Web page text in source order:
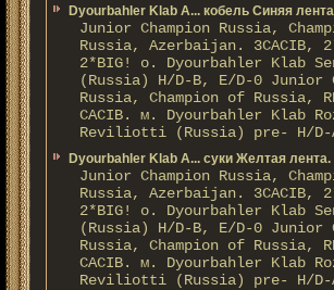
Dyourbahler Klab A... кобель Синяя
Junior Champion Russia,
Russia, Azerbaijan. 3CACIB,
2*BIG! о. Dyourbahler Klab
(Russia) H/D-B, E/D-0 Junior
Russia, Champion of Russia,
CACIB. м. Dyourbahler Klab
Reviliotti (Russia) pre- H/D-
Dyourbahler Klab A... суки Желтая лента.
Junior Champion Russia,
Russia, Azerbaijan. 3CACIB,
2*BIG! о. Dyourbahler Klab
(Russia) H/D-B, E/D-0 Junior
Russia, Champion of Russia,
CACIB. м. Dyourbahler Klab
Reviliotti (Russia) pre- H/D-